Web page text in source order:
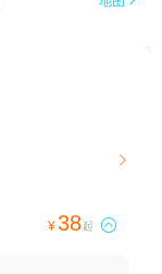

¥38起 